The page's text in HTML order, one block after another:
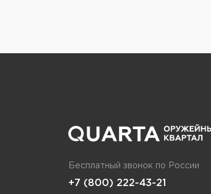
Бесплатный звонок по России
+7 (800) 222-43-21